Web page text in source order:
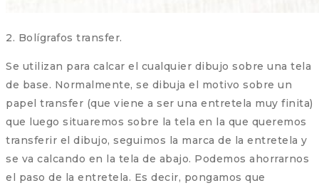
2. Bolígrafos transfer.
Se utilizan para calcar el cualquier dibujo sobre una tela
de base. Normalmente, se dibuja el motivo sobre un
papel transfer (que viene a ser una entretela muy finita)
que luego situaremos sobre la tela en la que queremos
transferir el dibujo, seguimos la marca de la entretela y
se va calcando en la tela de abajo. Podemos ahorrarnos
el paso de la entretela. Es decir, pongamos que